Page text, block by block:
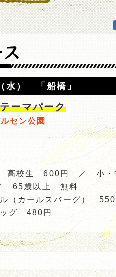
水） 「船橋」
ーマパーク
セン公園
校生 600円 ／ 小・
65歳以上 無料
ル（カールスバーグ）
ッグ 480円